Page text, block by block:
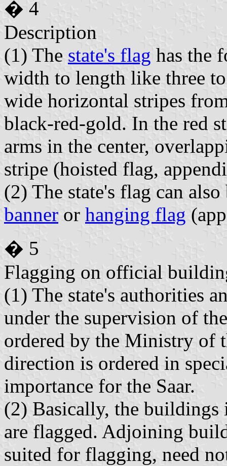
� 4
Description
(1) The state's flag has the
width to length like three
wide horizontal stripes
black-red-gold. In the red
arms in the center,
stripe (hoisted flag,
(2) The state's flag can
banner or hanging flag
� 5
Flagging on official
(1) The state's authorities
under the supervision of
ordered by the Ministry of
direction is ordered in
importance for the Saar.
(2) Basically, the buildings
are flagged. Adjoining
suited for flagging, need